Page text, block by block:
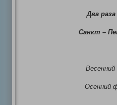
Два
Санкт –
Весенний
Осенний